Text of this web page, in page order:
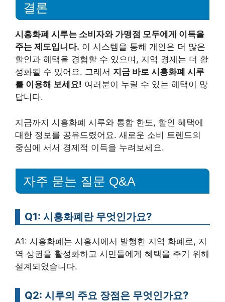
결론
시흥화폐 시루는 소비자와 가맹점 모두에게 이득을
주는 제도입니다. 이 시스템을 통해 개인은 더 많은
할인과 혜택을 경험할 수 있으며, 지역 경제는 더 활
성화될 수 있어요. 그래서 지금 바로 시흥화폐 시루
를 이용해 보세요! 여러분이 누릴 수 있는 혜택이 많
답니다.
지금까지 시흥화폐 시루와 통합 한도, 할인 혜택에
대한 정보를 공유드렸어요. 새로운 소비 트렌드의
중심에 서서 경제적 이득을 누려보세요.
자주 묻는 질문 Q&A
Q1: 시흥화폐란 무엇인가요?
A1: 시흥화폐는 시흥시에서 발행한 지역 화폐로, 지
역 상권을 활성화하고 시민들에게 혜택을 주기 위해
설계되었습니다.
Q2: 시루의 주요 장점은 무엇인가요?